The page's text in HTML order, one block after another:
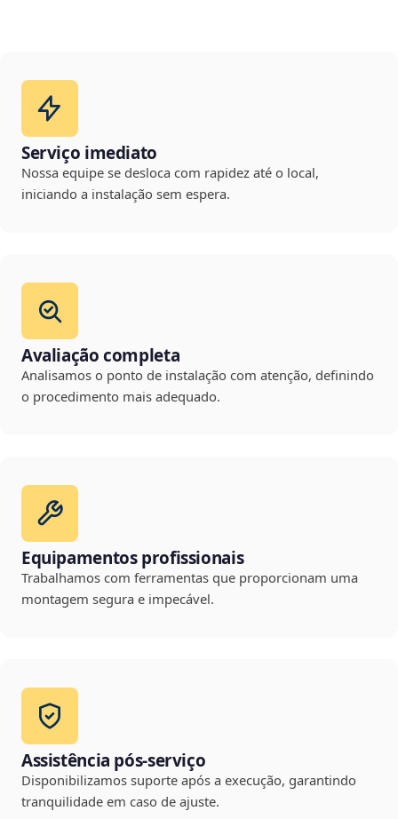
Serviço imediato
Nossa equipe se desloca com rapidez até o local,
iniciando a instalação sem espera.
Avaliação completa
Analisamos o ponto de instalação com atenção, definindo
o procedimento mais adequado.
Equipamentos profissionais
Trabalhamos com ferramentas que proporcionam uma
montagem segura e impecável.
Assistência pós-serviço
Disponibilizamos suporte após a execução, garantindo
tranquilidade em caso de ajuste.